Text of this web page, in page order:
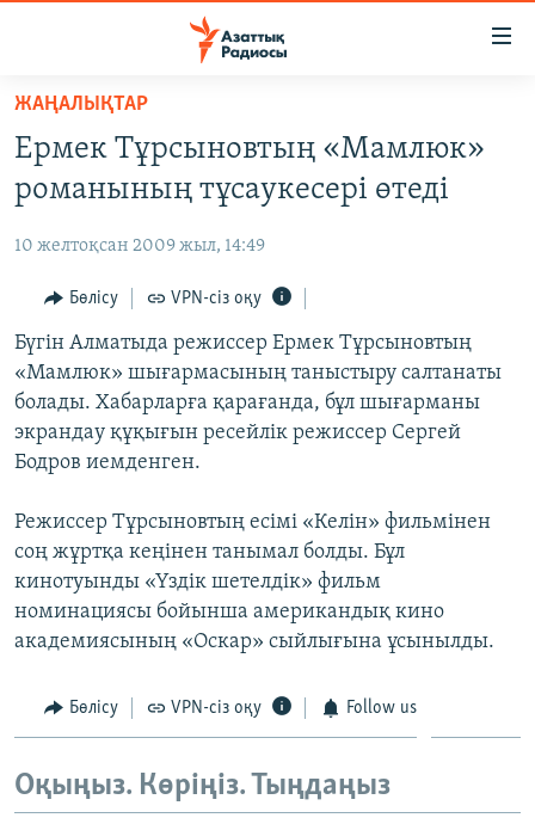
Skip
main
content
Skip
to
Navigation
Skip
Search
САЯСАТ
AZATTYQTV
ҚАҢТАР ОҚИҒАСЫ
АДАМ ҚҰҚЫҚТАРЫ
ӘЛЕУМЕТ
ӘЛЕМ
АРНАЙЫ ЖОБАЛАР
ЖАЗЫЛЫҢЫЗ
ЖАҢАЛЫҚТАР
Ермек Тұрсыновтың «Мамлюк»
романының тұсаукесері өтеді
10 желтоқсан 2009 жыл, 14:49
Бөлісу VPN-сіз оқу
Бүгін Алматыда режиссер Ермек Тұрсыновтың
«Мамлюк» шығармасының таныстыру салтанаты
болады. Хабарларға қарағанда, бұл шығарманы
экрандау құқығын ресейлік режиссер Сергей
Бодров иемденген.
Режиссер Тұрсыновтың есімі «Келін» фильмінен
соң жұртқа кеңінен танымал болды. Бұл
кинотуынды «Үздік шетелдік» фильм
номинациясы бойынша американдық кино
академиясының «Оскар» сыйлығына ұсынылды.
Бөлісу VPN-сіз оқу Follow us
Оқыңыз. Көріңіз. Тыңдаңыз